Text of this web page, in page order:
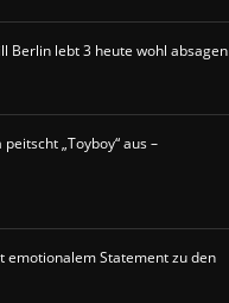
Berlin lebt 3 heute wohl absagen
„Toyboy“ aus –
emotionalem Statement zu den